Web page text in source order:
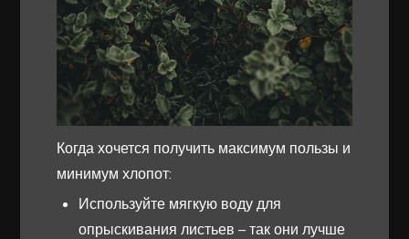
Когда хочется получить максимум пользы и
минимум хлопот:
Используйте мягкую воду для
опрыскивания листьев – так они лучше